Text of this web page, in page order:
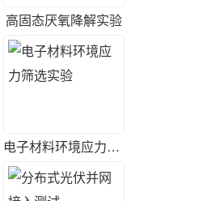
高固态厌氧降解实验
电子材料环境应力筛选实验